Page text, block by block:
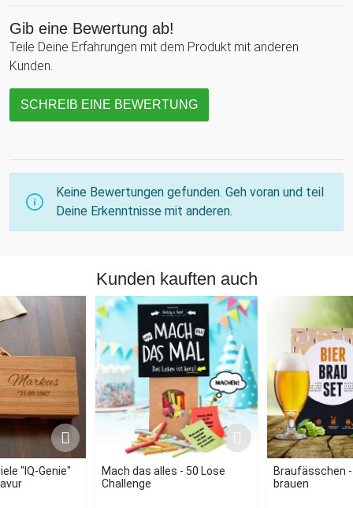
Gib eine Bewertung ab!
Teile Deine Erfahrungen mit dem Produkt mit anderen
Kunden.
SCHREIB EINE BEWERTUNG
Keine Bewertungen gefunden. Geh voran und teil
Deine Erkenntnisse mit anderen.
Kunden kauften auch
"IQ-Genie"
Mach das alles - 50 Lose
Challenge
Braufässchen
brauen